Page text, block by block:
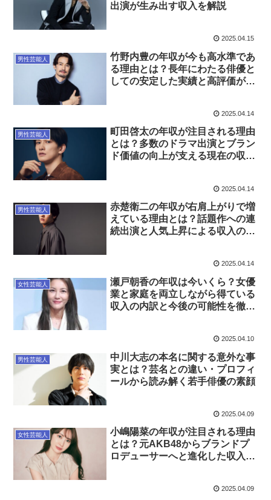
出演が生み出す収入を解説
2025.04.15
男性芸能人
竹野内豊の年収が今も高水準であ
る理由とは？長年にわたる俳優と
しての安定した実績と高評価が支
2025.04.14
男性芸能人
町田啓太の年収が注目される理由
とは？多数のドラマ出演とブラン
ド価値の向上が支える現在の収入
2025.04.14
男性芸能人
赤楚衛二の年収が右肩上がりで増
えている理由とは？話題作への連
続出演と人気上昇による収入の実
2025.04.14
女性芸能人
瀬戸朝香の年収は今いくら？女優
業と家庭を両立しながら得ている
収入の内訳と今後の可能性を徹底
2025.04.10
男性芸能人
中川大志の本名に関する意外な事
実とは？芸名との違い・プロフィ
ールから読み解く若手俳優の素顔
2025.04.09
女性芸能人
小嶋陽菜の年収が注目される理由
とは？元AKB48からブランドプ
ロデューサーへと進化した収入構
2025.04.09